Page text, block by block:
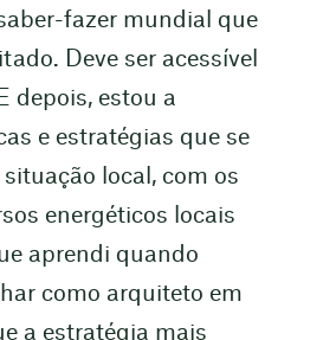
fazer mundial que
Deve ser acessível
depois, estou a
e estratégias que se
local, com os
energéticos locais
aprendi quando
como arquiteto em
a estratégia mais